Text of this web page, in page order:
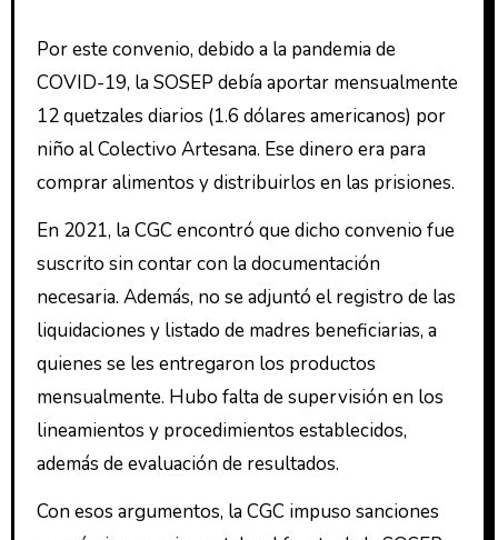
Por este convenio, debido a la pandemia de
COVID-19, la SOSEP debía aportar mensualmente
12 quetzales diarios (1.6 dólares americanos) por
niño al Colectivo Artesana. Ese dinero era para
comprar alimentos y distribuirlos en las prisiones.
En 2021, la CGC encontró que dicho convenio fue
suscrito sin contar con la documentación
necesaria. Además, no se adjuntó el registro de las
liquidaciones y listado de madres beneficiarias, a
quienes se les entregaron los productos
mensualmente. Hubo falta de supervisión en los
lineamientos y procedimientos establecidos,
además de evaluación de resultados.
Con esos argumentos, la CGC impuso sanciones